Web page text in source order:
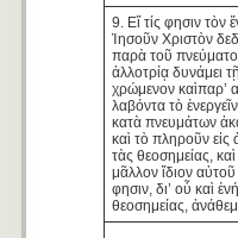
9. Εἴ τίς φησιν τὸν
Ἰησοῦν Χριστὸν
παρὰ τοῦ
ἀλλοτρίᾳ δυνάμει
χρώμενον καὶπαρ’
λαβόντα τὸ
κατὰ πνευμάτων
καὶ τὸ πληροῦν
τὰς θεοσημείας,
μᾶλλον ἴδιον
φησιν, δι’ οὗ καὶ
θεοσημείας,